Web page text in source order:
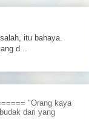
itu bahaya.
d...
"Orang kaya
dari yang